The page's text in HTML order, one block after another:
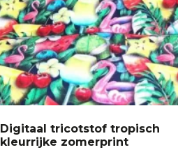
Digitaal tricotstof tropisch
kleurrijke zomerprint